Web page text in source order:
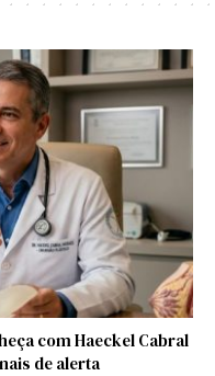
com Haeckel Cabral
de alerta